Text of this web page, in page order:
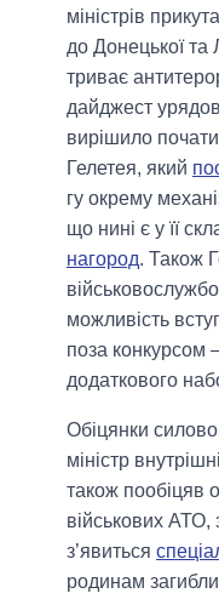
міністрів
до Донецької та
триває
дайджест
вирішило
Гелетея, який
гу окрему
що нині є у її
нагород. Також
можливість
поза конкурсом
додаткового
Обіцянки
міністр
також пообіцяв
військових
з’явиться
родинам